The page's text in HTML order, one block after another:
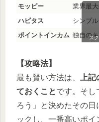
モッピー
業界最
ハピタス
シンプ
ポイントインカム 独自のス
【攻略法】
最も賢い方法は、
上
ておくことです。そし
ろう」と決めたその日
ックし、一番高いポ